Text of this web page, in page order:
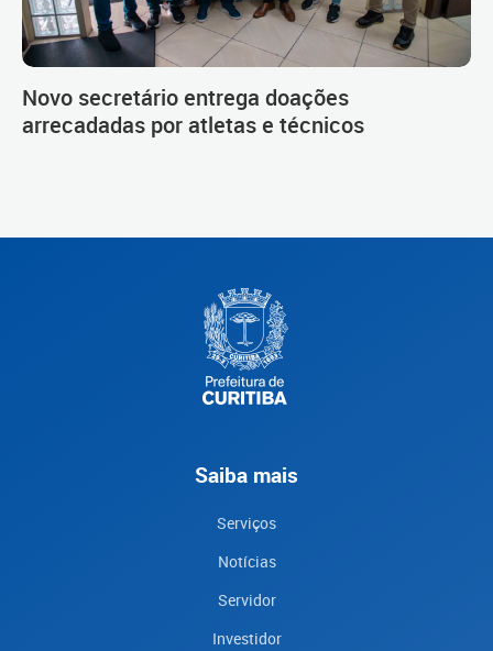
Novo secretário entrega doações
arrecadadas por atletas e técnicos
Saiba mais
Serviços
Notícias
Servidor
Investidor